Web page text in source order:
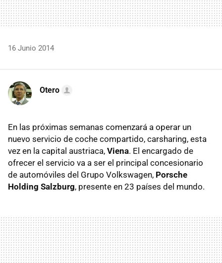
16 Junio 2014
Otero
En las próximas semanas comenzará a operar un
nuevo servicio de coche compartido, carsharing, esta
vez en la capital austriaca, Viena. El encargado de
ofrecer el servicio va a ser el principal concesionario
de automóviles del Grupo Volkswagen, Porsche
Holding Salzburg, presente en 23 países del mundo.